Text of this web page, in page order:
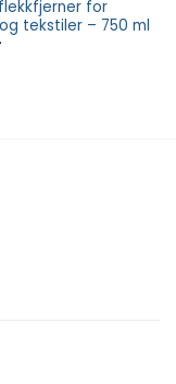
for
tekstiler – 750 ml